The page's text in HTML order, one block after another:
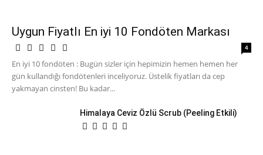
Uygun Fiyatlı En iyi 10 Fondöten Markası
4
En iyi 10 fondöten : Bugün sizler için hepimizin hemen hemen her
gün kullandığı fondötenleri inceliyoruz. Üstelik fiyatları da cep
yakmayan cinsten! Bu kadar...
Himalaya Ceviz Özlü Scrub (Peeling Etkili)